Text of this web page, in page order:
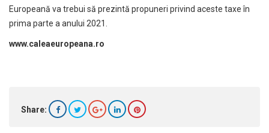
Europeană va trebui să prezintă propuneri privind aceste taxe în
prima parte a anului 2021.
www.caleaeuropeana.ro
Share: